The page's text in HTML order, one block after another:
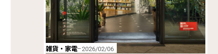
雑貨・家電 2026/02/06